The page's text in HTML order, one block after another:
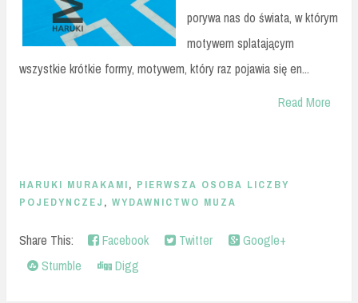
porywa nas do świata, w którym
motywem splatającym
wszystkie krótkie formy, motywem, który raz pojawia się en...
Read More
HARUKI MURAKAMI, PIERWSZA OSOBA LICZBY
POJEDYNCZEJ , WYDAWNICTWO MUZA
Share This: Facebook Twitter
Google+
Stumble
Digg